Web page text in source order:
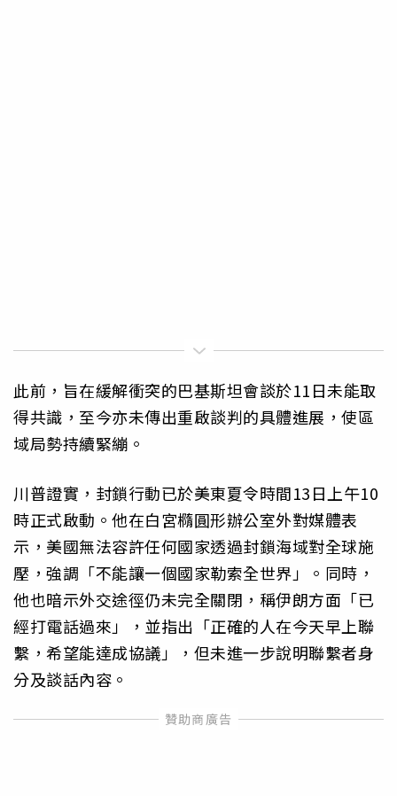
此前，旨在緩解衝突的巴基斯坦會談於11日未能取
得共識，至今亦未傳出重啟談判的具體進展，使區
域局勢持續緊繃。
川普證實，封鎖行動已於美東夏令時間13日上午10
時正式啟動。他在白宮橢圓形辦公室外對媒體表
示，美國無法容許任何國家透過封鎖海域對全球施
壓，強調「不能讓一個國家勒索全世界」。同時，
他也暗示外交途徑仍未完全關閉，稱伊朗方面「已
經打電話過來」，並指出「正確的人在今天早上聯
繫，希望能達成協議」，但未進一步說明聯繫者身
分及談話內容。